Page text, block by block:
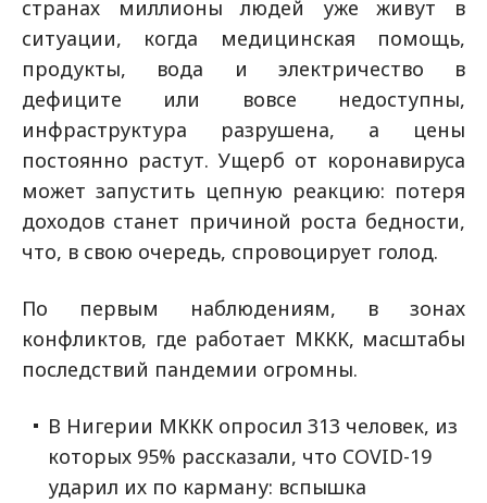
странах миллионы людей уже живут в
ситуации, когда медицинская помощь,
продукты, вода и электричество в
дефиците или вовсе недоступны,
инфраструктура разрушена, а цены
постоянно растут. Ущерб от коронавируса
может запустить цепную реакцию: потеря
доходов станет причиной роста бедности,
что, в свою очередь, спровоцирует голод.
По первым наблюдениям, в зонах
конфликтов, где работает МККК, масштабы
последствий пандемии огромны.
В Нигерии МККК опросил 313 человек, из
которых 95% рассказали, что COVID-19
ударил их по карману: вспышка